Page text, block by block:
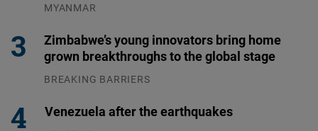
MYANMAR
Zimbabwe’s young innovators bring home
grown breakthroughs to the global stage
BREAKING BARRIERS
Venezuela after the earthquakes